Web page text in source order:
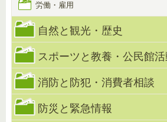
労働・雇用
自然と観光・歴史
スポーツと教養・公民館活
消防と防犯・消費者相談
防災と緊急情報